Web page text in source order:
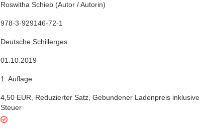
Roswitha Schieb (Autor / Autorin)
978-3-929146-72-1
Deutsche Schillerges.
01.10.2019
1. Auflage
4,50 EUR Reduzierter Satz Gebundener Ladenpreis inklusive
Steuer